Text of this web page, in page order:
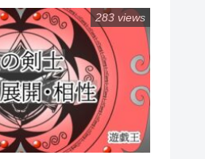
283 views